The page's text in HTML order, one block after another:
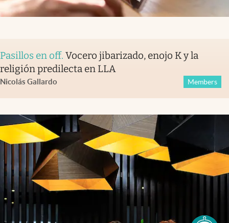
Pasillos en off. Vocero jibarizado, enojo K y la
religión predilecta en LLA
Nicolás Gallardo Members